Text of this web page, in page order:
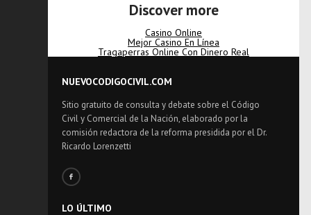
Discover more
Casino Online
Mejor Casino En Línea
Tragaperras Online Con Dinero Real
NUEVOCODIGOCIVIL.COM
Sitio gratuito de consulta y debate sobre el Código
Civil y Comercial de la Nación, elaborado por la
comisión redactora de la reforma presidida por el Dr.
Ricardo Lorenzetti
LO ÚLTIMO